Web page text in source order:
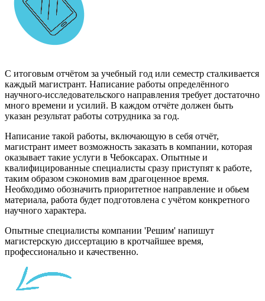
С итоговым отчётом за учебный год или семестр сталкивается
каждый магистрант. Написание работы определённого
научного-исследовательского направления требует достаточно
много времени и усилий. В каждом отчёте должен быть
указан результат работы сотрудника за год.
Написание такой работы, включающую в себя отчёт,
магистрант имеет возможность заказать в компании, которая
оказывает такие услуги в Чебоксарах. Опытные и
квалифицированные специалисты сразу приступят к работе,
таким образом сэкономив вам драгоценное время.
Необходимо обозначить приоритетное направление и обьем
материала, работа будет подготовлена с учётом конкретного
научного характера.
Опытные специалисты компании 'Решим' напишут
магистерскую диссертацию в кротчайшее время,
профессионально и качественно.